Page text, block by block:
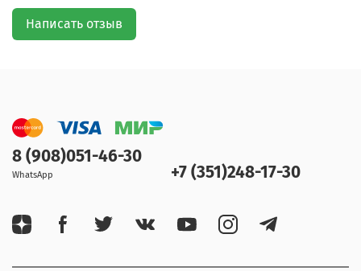
Написать отзыв
8 (908)051-46-30
WhatsApp +7 (351)248-17-30